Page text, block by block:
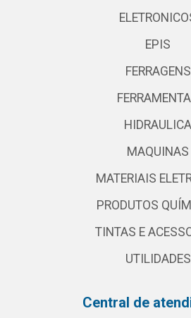
EPIS
FERRAGENS
HIDRAULICA
MAQUINAS
MATERIAIS
PRODUTOS
TINTAS E
UTILIDADES
Central de